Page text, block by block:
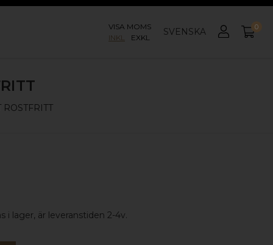
VISA MOMS
INKL
EXKL SVENSKA 0
ROSTFRITT
i lager, är leveranstiden 2-4v.